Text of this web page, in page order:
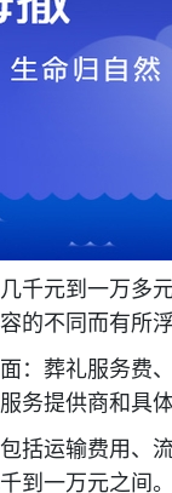
千元到一万多
的不同而有所浮
葬礼服务费
务提供商和具
括运输费用、
到一万元之间。